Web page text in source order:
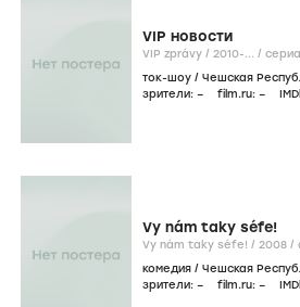
VIP новости
VIP zprávy / 2010-... /
ток-шоу / Чешская
зрители: – film.ru: –
Vy nám taky séfe!
Vy nám taky séfe! / 2008 /
комедия / Чешская
зрители: – film.ru: –